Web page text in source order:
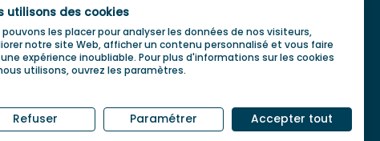
BLOG
Blog de la transmission
d'entreprise
utilisons des cookies
pouvons les placer pour analyser les données de nos visiteurs,
notre site Web, afficher un contenu personnalisé et vous faire
expérience inoubliable. Pour plus d'informations sur les cookies
utilisons, ouvrez les paramètres.
Refuser Paramétrer Accepter tout